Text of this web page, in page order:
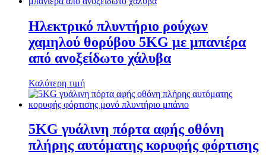
Ηλεκτρικό πλυντήριο ρούχων
χαμηλού θορύβου 5KG με μπανιέρα
από ανοξείδωτο χάλυβα
Καλύτερη τιμή
5KG γυάλινη πόρτα αφής οθόνη
πλήρης αυτόματης κορυφής φόρτισης